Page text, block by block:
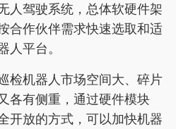
人驾驶系统，总体软硬件架
合作伙伴需求快速选取和适
人平台。
检机器人市场空间大、碎片
各有侧重，通过硬件模块
开放的方式，可以加快机器